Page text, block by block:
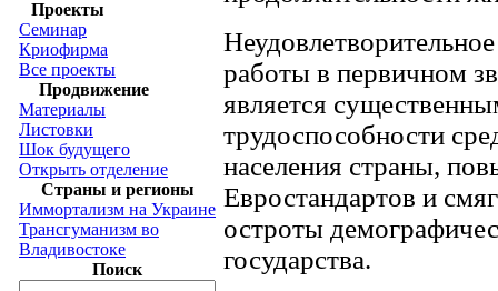
Проекты
Семинар
Криофирма
Все проекты
Продвижение
Материалы
Листовки
Шок будущего
Открыть отделение
Страны и регионы
Иммортализм на Украине
Трансгуманизм во
Владивостоке
Поиск
работы в первичном
является
трудоспособности
населения страны,
Евростандартов и
остроты
государства.